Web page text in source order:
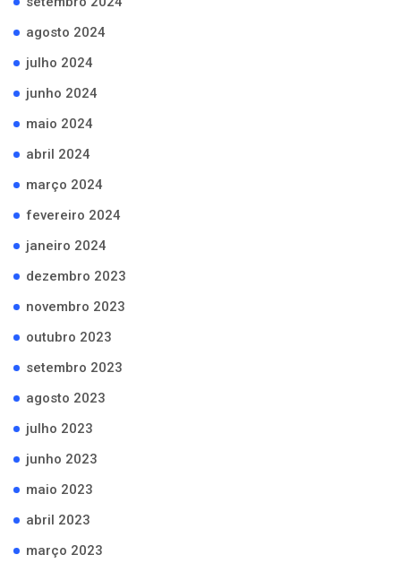
agosto 2024
julho 2024
junho 2024
maio 2024
abril 2024
março 2024
fevereiro 2024
janeiro 2024
dezembro 2023
novembro 2023
outubro 2023
setembro 2023
agosto 2023
julho 2023
junho 2023
maio 2023
abril 2023
março 2023